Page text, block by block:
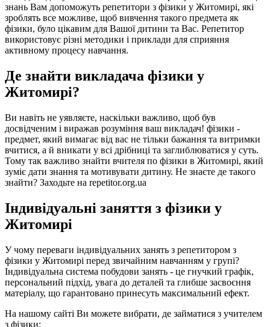
знань Вам допоможуть репетитори з фізики у Житомирі, які
зроблять все можливе, щоб вивчення такого предмета як
фізики, було цікавим для Вашої дитини та Вас. Репетитор
використовує різні методики і приклади для сприяння
активному процесу навчання.
Де знайти викладача фізики у
Житомирі?
Ви навіть не уявляєте, наскільки важливо, щоб був
досвідченим і виражав розуміння ваш викладач! фізики -
предмет, який вимагає від вас не тільки бажання та витримки
вчитися, а й вникати у всі дрібниці та заглиблюватися у суть.
Тому так важливо знайти вчителя по фізики в Житомирі, який
зуміє дати знання та мотивувати дитину. Не знаєте де такого
знайти? Заходьте на repetitor.org.ua
Індивідуальні заняття з фізики у
Житомирі
У чому переваги індивідуальних занять з репетитором з
фізики у Житомирі перед звичайним навчанням у групі?
Індивідуальна система побудови занять - це гнучкий графік,
персональний підхід, увага до деталей та глибше засвоєння
матеріалу, що гарантовано принесуть максимальний ефект.
На нашому сайті Ви можете вибрати, де займатися з учителем
з фізики: